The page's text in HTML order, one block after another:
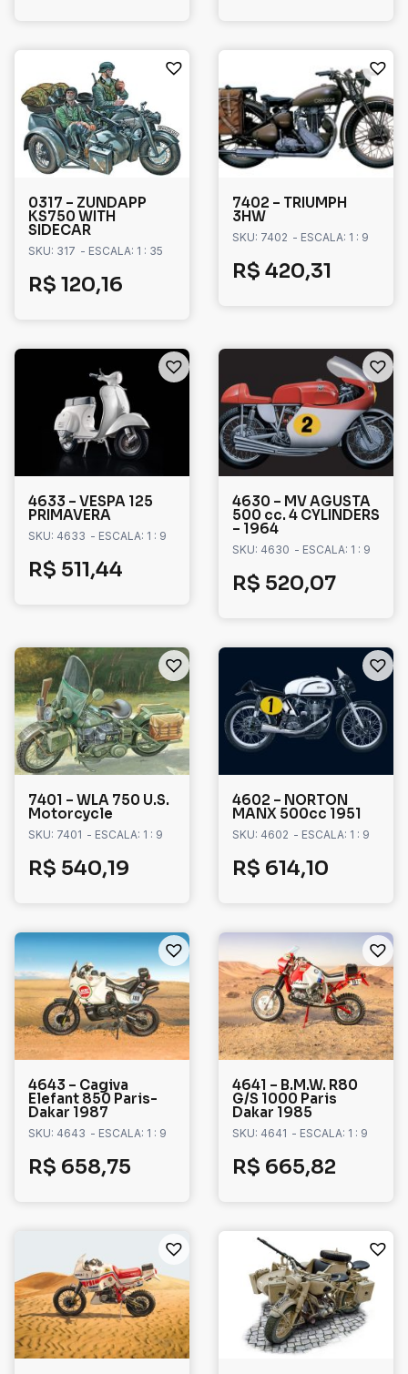
0317 – ZUNDAPP
KS750 WITH
SIDECAR
SKU: 317 - ESCALA: 1 : 35
R$ 120,16
7402 – TRIUMPH
3HW
SKU: 7402 - ESCALA: 1 : 9
R$ 420,31
4633 – VESPA 125
PRIMAVERA
SKU: 4633 - ESCALA: 1 : 9
R$ 511,44
4630 – MV AGUSTA
500 cc. 4 CYLINDERS
– 1964
SKU: 4630 - ESCALA: 1 : 9
R$ 520,07
7401 – WLA 750 U.S.
Motorcycle
SKU: 7401 - ESCALA: 1 : 9
R$ 540,19
4602 – NORTON
MANX 500cc 1951
SKU: 4602 - ESCALA: 1 : 9
R$ 614,10
4643 – Cagiva
Elefant 850 Paris-
Dakar 1987
SKU: 4643 - ESCALA: 1 : 9
R$ 658,75
4641 – B.M.W. R80
G/S 1000 Paris
Dakar 1985
SKU: 4641 - ESCALA: 1 : 9
R$ 665,82